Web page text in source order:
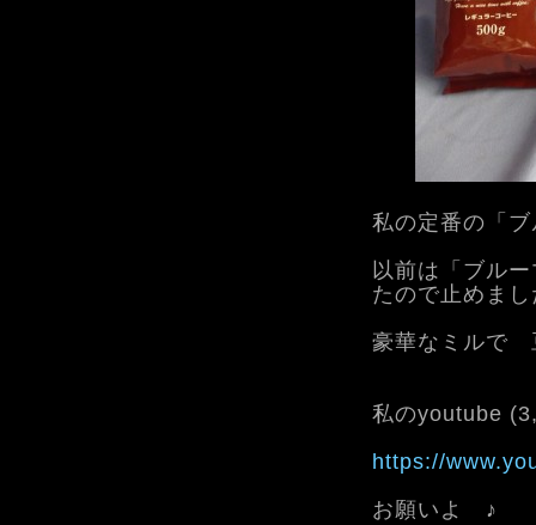
私の定番の「
以前は「ブル
たので止めま
豪華なミルで
私のyoutube
https://
お願いよ ♪